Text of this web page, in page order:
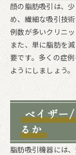
顔の脂肪吸引は、
め、繊細な吸引技
例数が多いクリニ
また、単に脂肪を
要です。多くの症
ようにしましょう。
ベイザー
るか
脂肪吸引機器には